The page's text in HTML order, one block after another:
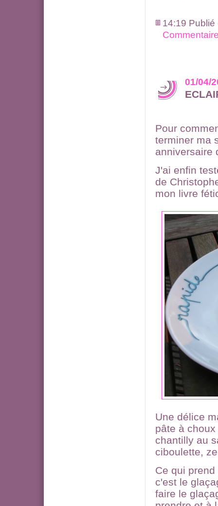
14:19
01/04/
Pour
terminer ma
anniversaire
J'ai enfin
de
mon livre
Une délice
pâte à
chantilly au
ciboulette,
Ce qui
c'est le
faire le